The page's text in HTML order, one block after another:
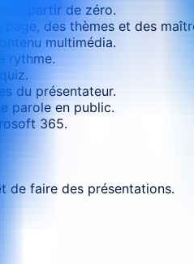
à partir de zéro.
des thèmes et des
multimédia.
rythme.
du présentateur.
parole en public.
365.
de faire des présentations.